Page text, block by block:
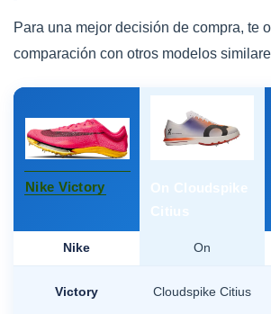
Para una mejor decisión de compra, te
comparación con otros modelos
Nike Victory
Nike On
Victory Cloudspike Citius